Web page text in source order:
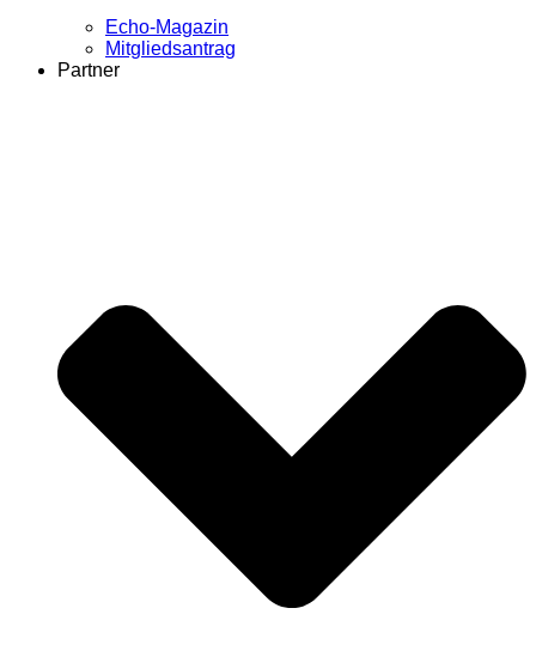
Echo-Magazin
Mitgliedsantrag
Partner